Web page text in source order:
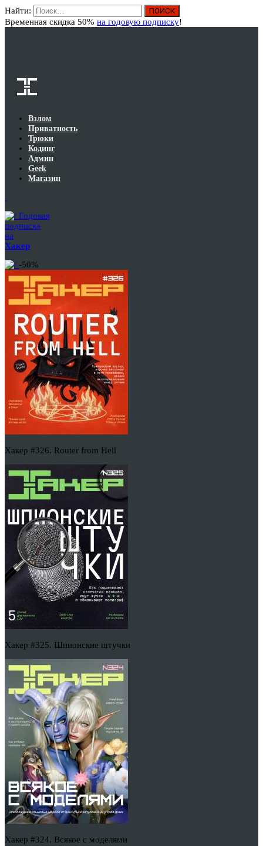
Найти:
Временная скидка 50% на годовую подписку!
Взлом
Приватность
Трюки
Кодинг
Админ
Geek
Магазин
Годовая
подписка
на
Хакер
-50%
Хакер #326. Router from Hell
Хакер #325. Шпионские штучки
Хакер #324. Всякое с моделями